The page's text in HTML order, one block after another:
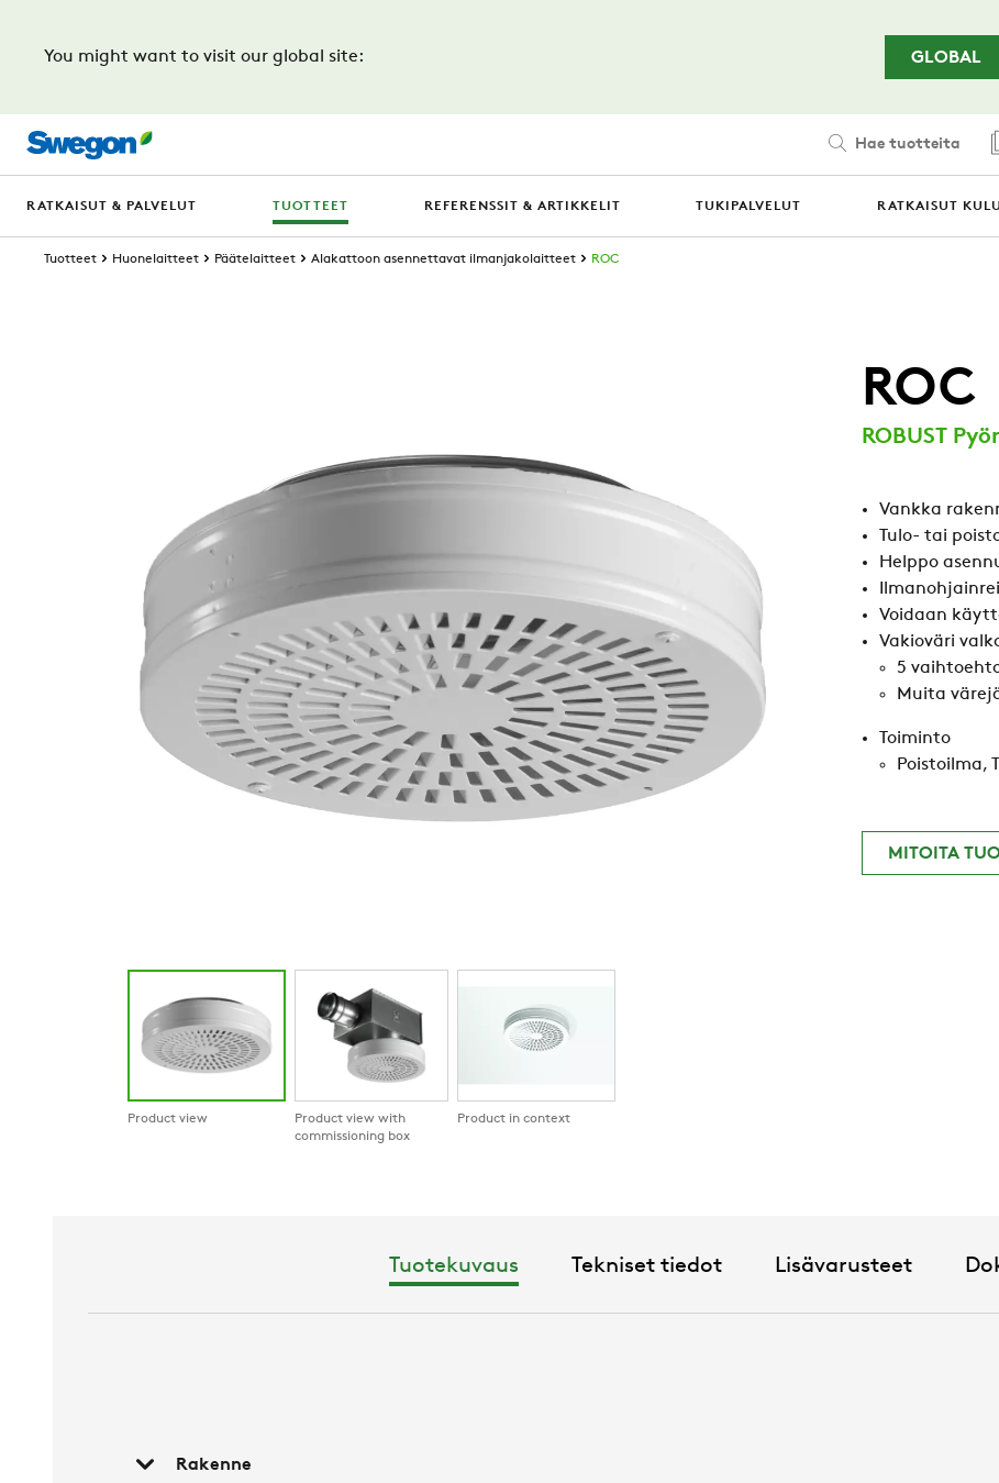
You might want to visit our global site:
GLOBAL
Hae tuotteita
RATKAISUT & PALVELUT TUOTTEET REFERENSSIT & ARTIKKELIT TUKIPALVELUT RATKAISUT
Tuotteet Huonelaitteet Päätelaitteet Alakattoon asennettavat ilmanjakolaitteet ROC
Product view
Product view with
commissioning box
Product in context
ROC
ROBUST
Vankka
Tulo- tai
Helppo
Voidaan
Vakioväri
5
Muita
Toiminto
Poistoilma,
MITOITA
Tuotekuvaus Tekniset tiedot Lisävarusteet
Rakenne